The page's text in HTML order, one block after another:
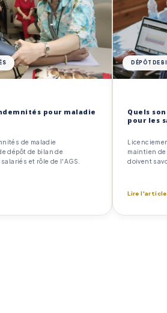
pour maladie
de maladie
dépôt de bilan de
et rôle de l'AGS.
DÉPÔT DE
Quels
pour les
maintien
doivent
Lire l'article